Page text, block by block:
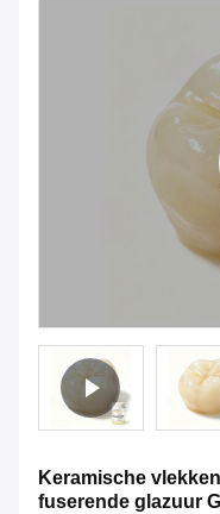
Keramische
fuserende glazuur